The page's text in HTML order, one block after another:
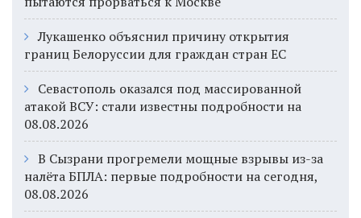
Лукашенко объяснил причину открытия
границ Белоруссии для граждан стран ЕС
Севастополь оказался под массированной
атакой ВСУ: стали известны подробности на
08.08.2026
В Сызрани прогремели мощные взрывы из-за
налёта БПЛА: первые подробности на сегодня,
08.08.2026